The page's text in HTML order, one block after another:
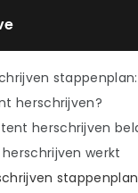
herschrijven?
werkt
stappenplan